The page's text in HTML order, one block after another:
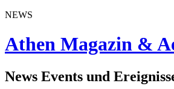
NEWS
Athen Magazin &
News Events und